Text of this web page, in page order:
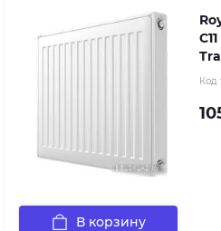
Код
В корзину